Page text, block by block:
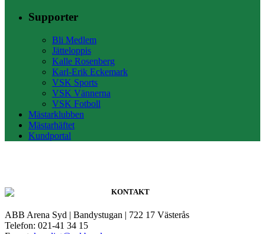
Supporter
Bli Medlem
Jätteloppis
Kalle Rosenberg
Karl-Erik Eckemark
VSK Sports
VSK Vännerna
VSK Fotboll
Mästarklubben
Mästarhäftet
Kundportal
KONTAKT
ABB Arena Syd | Bandystugan | 722 17 Västerås
Telefon: 021-41 34 15